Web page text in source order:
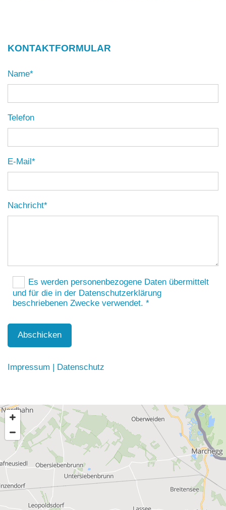
KONTAKTFORMULAR
Name*
Telefon
E-Mail*
Nachricht*
Es werden personenbezogene Daten übermittelt
und für die in der Datenschutzerklärung
beschriebenen Zwecke verwendet. *
Impressum Datenschutz